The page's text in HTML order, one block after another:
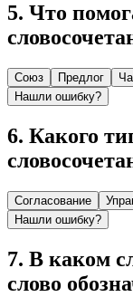
5. Что
Союз Предлог
Нашли ошибку?
6. Какого
Согласование
Нашли ошибку?
7. В каком
слово